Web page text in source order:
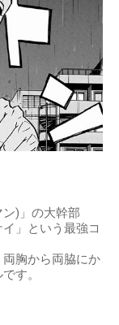
)」の大幹部
」という最強コ
胸から両脇にか
す。